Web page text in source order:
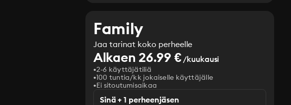
Family
Jaa tarinat koko perheelle
Alkaen 26.99 €/kuukausi
2-6 käyttäjätiliä
100 tuntia/kk jokaiselle käyttäjälle
Ei sitoutumisaikaa
Sinä + 1 perheenjäsen